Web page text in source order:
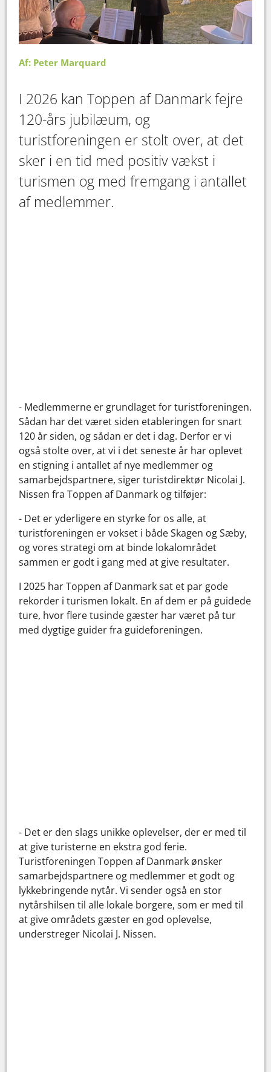
Af: Peter Marquard
I 2026 kan Toppen af Danmark fejre
120-års jubilæum, og
turistforeningen er stolt over, at det
sker i en tid med positiv vækst i
turismen og med fremgang i antallet
af medlemmer.
- Medlemmerne er grundlaget for turistforeningen.
Sådan har det været siden etableringen for snart
120 år siden, og sådan er det i dag. Derfor er vi
også stolte over, at vi i det seneste år har oplevet
en stigning i antallet af nye medlemmer og
samarbejdspartnere, siger turistdirektør Nicolai J.
Nissen fra Toppen af Danmark og tilføjer:
- Det er yderligere en styrke for os alle, at
turistforeningen er vokset i både Skagen og Sæby,
og vores strategi om at binde lokalområdet
sammen er godt i gang med at give resultater.
I 2025 har Toppen af Danmark sat et par gode
rekorder i turismen lokalt. En af dem er på guidede
ture, hvor flere tusinde gæster har været på tur
med dygtige guider fra guideforeningen.
- Det er den slags unikke oplevelser, der er med til
at give turisterne en ekstra god ferie.
Turistforeningen Toppen af Danmark ønsker
samarbejdspartnere og medlemmer et godt og
lykkebringende nytår. Vi sender også en stor
nytårshilsen til alle lokale borgere, som er med til
at give områdets gæster en god oplevelse,
understreger Nicolai J. Nissen.